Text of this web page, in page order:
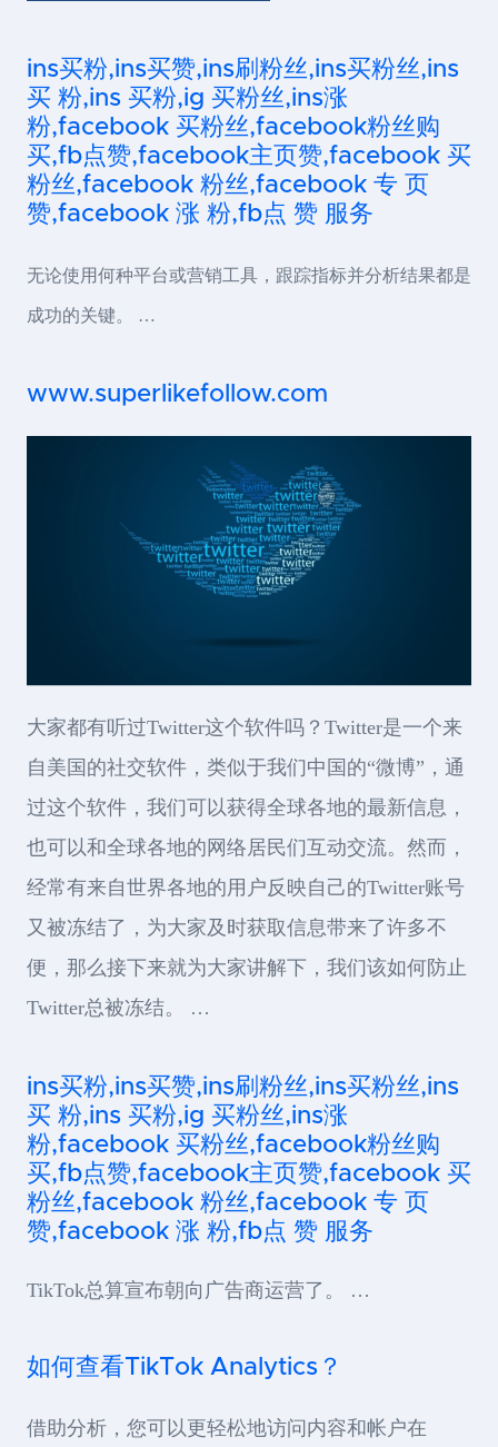
ins买粉,ins买赞,ins刷粉丝,ins买粉丝,ins
买 粉,ins 买粉,ig 买粉丝,ins涨
粉,facebook 买粉丝,facebook粉丝购
买,fb点赞,facebook主页赞,facebook 买
粉丝,facebook 粉丝,facebook 专 页
赞,facebook 涨 粉,fb点 赞 服务
无论使用何种平台或营销工具，跟踪指标并分析结果都是
成功的关键。 …
www.superlikefollow.com
大家都有听过Twitter这个软件吗？Twitter是一个来
自美国的社交软件，类似于我们中国的“微博”，通
过这个软件，我们可以获得全球各地的最新信息，
也可以和全球各地的网络居民们互动交流。然而，
经常有来自世界各地的用户反映自己的Twitter账号
又被冻结了，为大家及时获取信息带来了许多不
便，那么接下来就为大家讲解下，我们该如何防止
Twitter总被冻结。 …
ins买粉,ins买赞,ins刷粉丝,ins买粉丝,ins
买 粉,ins 买粉,ig 买粉丝,ins涨
粉,facebook 买粉丝,facebook粉丝购
买,fb点赞,facebook主页赞,facebook 买
粉丝,facebook 粉丝,facebook 专 页
赞,facebook 涨 粉,fb点 赞 服务
TikTok总算宣布朝向广告商运营了。 …
如何查看TikTok Analytics？
借助分析，您可以更轻松地访问内容和帐户在